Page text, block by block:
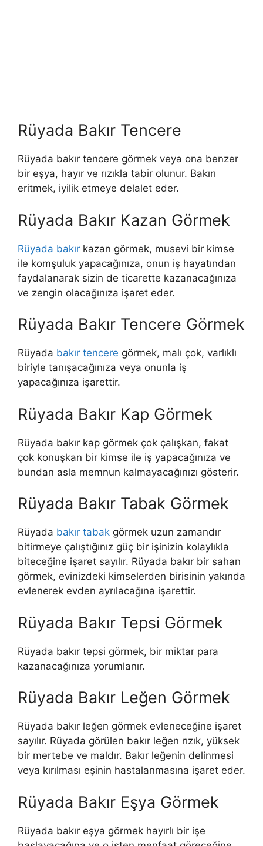
Rüyada Bakır Tencere
Rüyada bakır tencere görmek veya ona benzer
bir eşya, hayır ve rızıkla tabir olunur. Bakırı
eritmek, iyilik etmeye delalet eder.
Rüyada Bakır Kazan Görmek
Rüyada bakır kazan görmek, musevi bir kimse
ile komşuluk yapacağınıza, onun iş hayatından
faydalanarak sizin de ticarette kazanacağınıza
ve zengin olacağınıza işaret eder.
Rüyada Bakır Tencere Görmek
Rüyada bakır tencere görmek, malı çok, varlıklı
biriyle tanışacağınıza veya onunla iş
yapacağınıza işarettir.
Rüyada Bakır Kap Görmek
Rüyada bakır kap görmek çok çalışkan, fakat
çok konuşkan bir kimse ile iş yapacağınıza ve
bundan asla memnun kalmayacağınızı gösterir.
Rüyada Bakır Tabak Görmek
Rüyada bakır tabak görmek uzun zamandır
bitirmeye çalıştığınız güç bir işinizin kolaylıkla
biteceğine işaret sayılır. Rüyada bakır bir sahan
görmek, evinizdeki kimselerden birisinin yakında
evlenerek evden ayrılacağına işarettir.
Rüyada Bakır Tepsi Görmek
Rüyada bakır tepsi görmek, bir miktar para
kazanacağınıza yorumlanır.
Rüyada Bakır Leğen Görmek
Rüyada bakır leğen görmek evleneceğine işaret
sayılır. Rüyada görülen bakır leğen rızık, yüksek
bir mertebe ve maldır. Bakır leğenin delinmesi
veya kırılması eşinin hastalanmasına işaret eder.
Rüyada Bakır Eşya Görmek
Rüyada bakır eşya görmek hayırlı bir işe